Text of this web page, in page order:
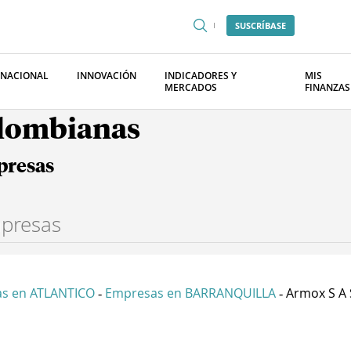
SUSCRÍBASE
INNOVACIÓN
INDICADORES Y
MERCADOS
MIS
FINANZAS
en ATLANTICO - Empresas en BARRANQUILLA - Armox S A